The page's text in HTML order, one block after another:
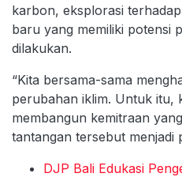
karbon, eksplorasi
baru yang memiliki potensi
dilakukan.
“Kita bersama-sama
perubahan iklim. Untuk itu,
membangun kemitraan
tantangan tersebut menjadi
DJP Bali Edukasi